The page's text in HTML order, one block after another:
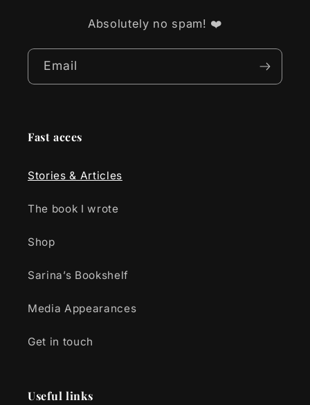
Absolutely no spam! ❤️
Email
Fast acces
Stories & Articles
The book I wrote
Shop
Sarina’s Bookshelf
Media Appearances
Get in touch
Useful links